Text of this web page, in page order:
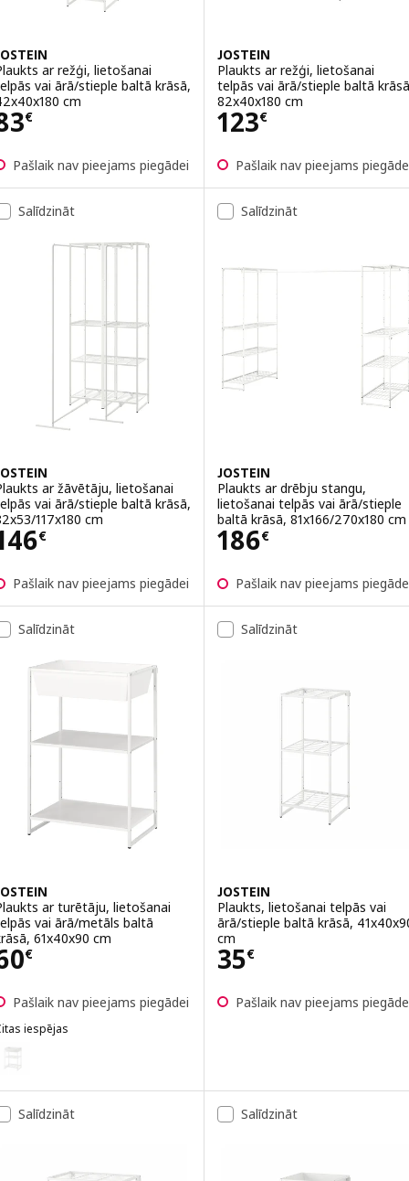
ar režģi, lietošanai
vai ārā/stieple baltā krāsā,
cm
€ 83€
Pašlaik nav pieejams piegādei
JOSTEIN
Plaukts ar režģi, lietošanai
telpās vai ārā/stieple baltā
82x40x180 cm
123€
Cena 123€
Pašlaik nav pieejams
Salīdzināt
ar žāvētāju, lietošanai
vai ārā/stieple baltā krāsā,
117x180 cm
€ 146€
Pašlaik nav pieejams piegādei
Salīdzināt
JOSTEIN
Plaukts ar drēbju stangu,
lietošanai telpās vai ārā/stieple
baltā krāsā, 81x166/270x180 cm
186€
Cena 186€
Pašlaik nav pieejams
Salīdzināt
ar turētāju, lietošanai
vai ārā/metāls baltā
61x40x90 cm
€ 60€
Pašlaik nav pieejams piegādei
iespējas
JOSTEIN, Plaukts ar turētāju, lietošanai telpās vai ārā/
Salīdzināt
JOSTEIN
Plaukts, lietošanai telpās vai
ārā/stieple baltā krāsā,
cm
35€
Cena 35€
Pašlaik nav pieejams
Salīdzināt Salīdzināt